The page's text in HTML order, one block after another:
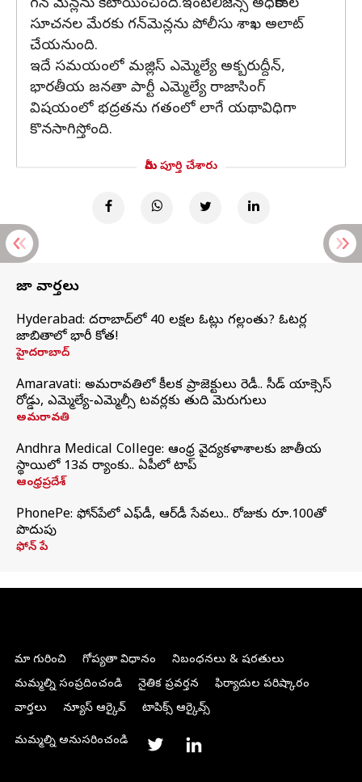
గన్ మెన్లను కేటాయించింది.ఇంటెలిజెన్స్ అధికారుల
సూచనల మేరకు గన్‎మెన్లను పోలీసు శాఖ అలాట్
చేయనుంది.
ఇదే సమయంలో మజ్లిస్ ఎమ్మెల్యే అక్బరుద్దీన్,
భారతీయ జనతా పార్టీ ఎమ్మెల్యే రాజాసింగ్
విషయంలో భద్రతను గతంలో లాగే యథావిధిగా
కొనసాగిస్తోంది.
మీరు పూర్తి చేశారు
తాజా వార్తలు
Hyderabad: హైదరాబాద్‌లో 40 లక్షల ఓట్లు గల్లంతు? ఓటర్ల
జాబితాలో భారీ కోత!
హైదరాబాద్
Amaravati: అమరావతిలో కీలక ప్రాజెక్టులు రెడీ.. సీడ్‌ యాక్సెస్‌
రోడ్డు, ఎమ్మెల్యే-ఎమ్మెల్సీ టవర్లకు తుది మెరుగులు
అమరావతి
Andhra Medical College: ఆంధ్ర వైద్యకళాశాలకు జాతీయ
స్థాయిలో 13వ ర్యాంకు.. ఏపీలో టాప్
ఆంధ్రప్రదేశ్
PhonePe: ఫోన్‌పేలో ఎఫ్‌డీ, ఆర్‌డీ సేవలు.. రోజుకు రూ.100తో
పొదుపు
ఫోన్‌ పే
మా గురించి గోప్యతా విధానం
నిబంధనలు & షరతులు
మమ్మల్ని సంప్రదించండి
నైతిక ప్రవర్తన
ఫిర్యాదుల పరిష్కారం
వార్తలు
న్యూస్ ఆర్కైవ్ టాపిక్స్ ఆర్కైవ్స్
మమ్మల్ని అనుసరించండి